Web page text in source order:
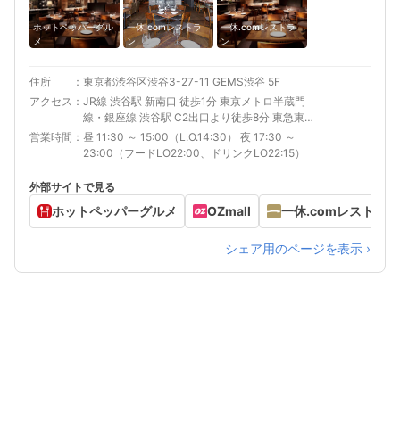
ホットペッパーグル
メ
一休.comレストラ
ン
一休.comレストラ
ン
住所
東京都渋谷区渋谷3-27-11 GEMS渋谷 5F
アクセス
JR線 渋谷駅 新南口 徒歩1分 東京メトロ半蔵門
線・銀座線 渋谷駅 C2出口より徒歩8分 東急東横
線 渋谷駅 C2出口より徒歩8分
営業時間
昼 11:30 ～ 15:00（L.O.14:30） 夜 17:30 ～
23:00（フードLO22:00、ドリンクLO22:15）
外部サイトで見る
ホットペッパーグルメ OZmall 一休.comレストラン
シェア用のページを表示 ›